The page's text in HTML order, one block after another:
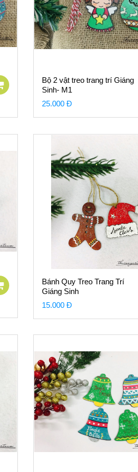
Bộ 2 vật treo trang trí Giáng
Sinh- M1
25.000 Đ
Bánh Quy Treo Trang Trí
Giáng Sinh
15.000 Đ